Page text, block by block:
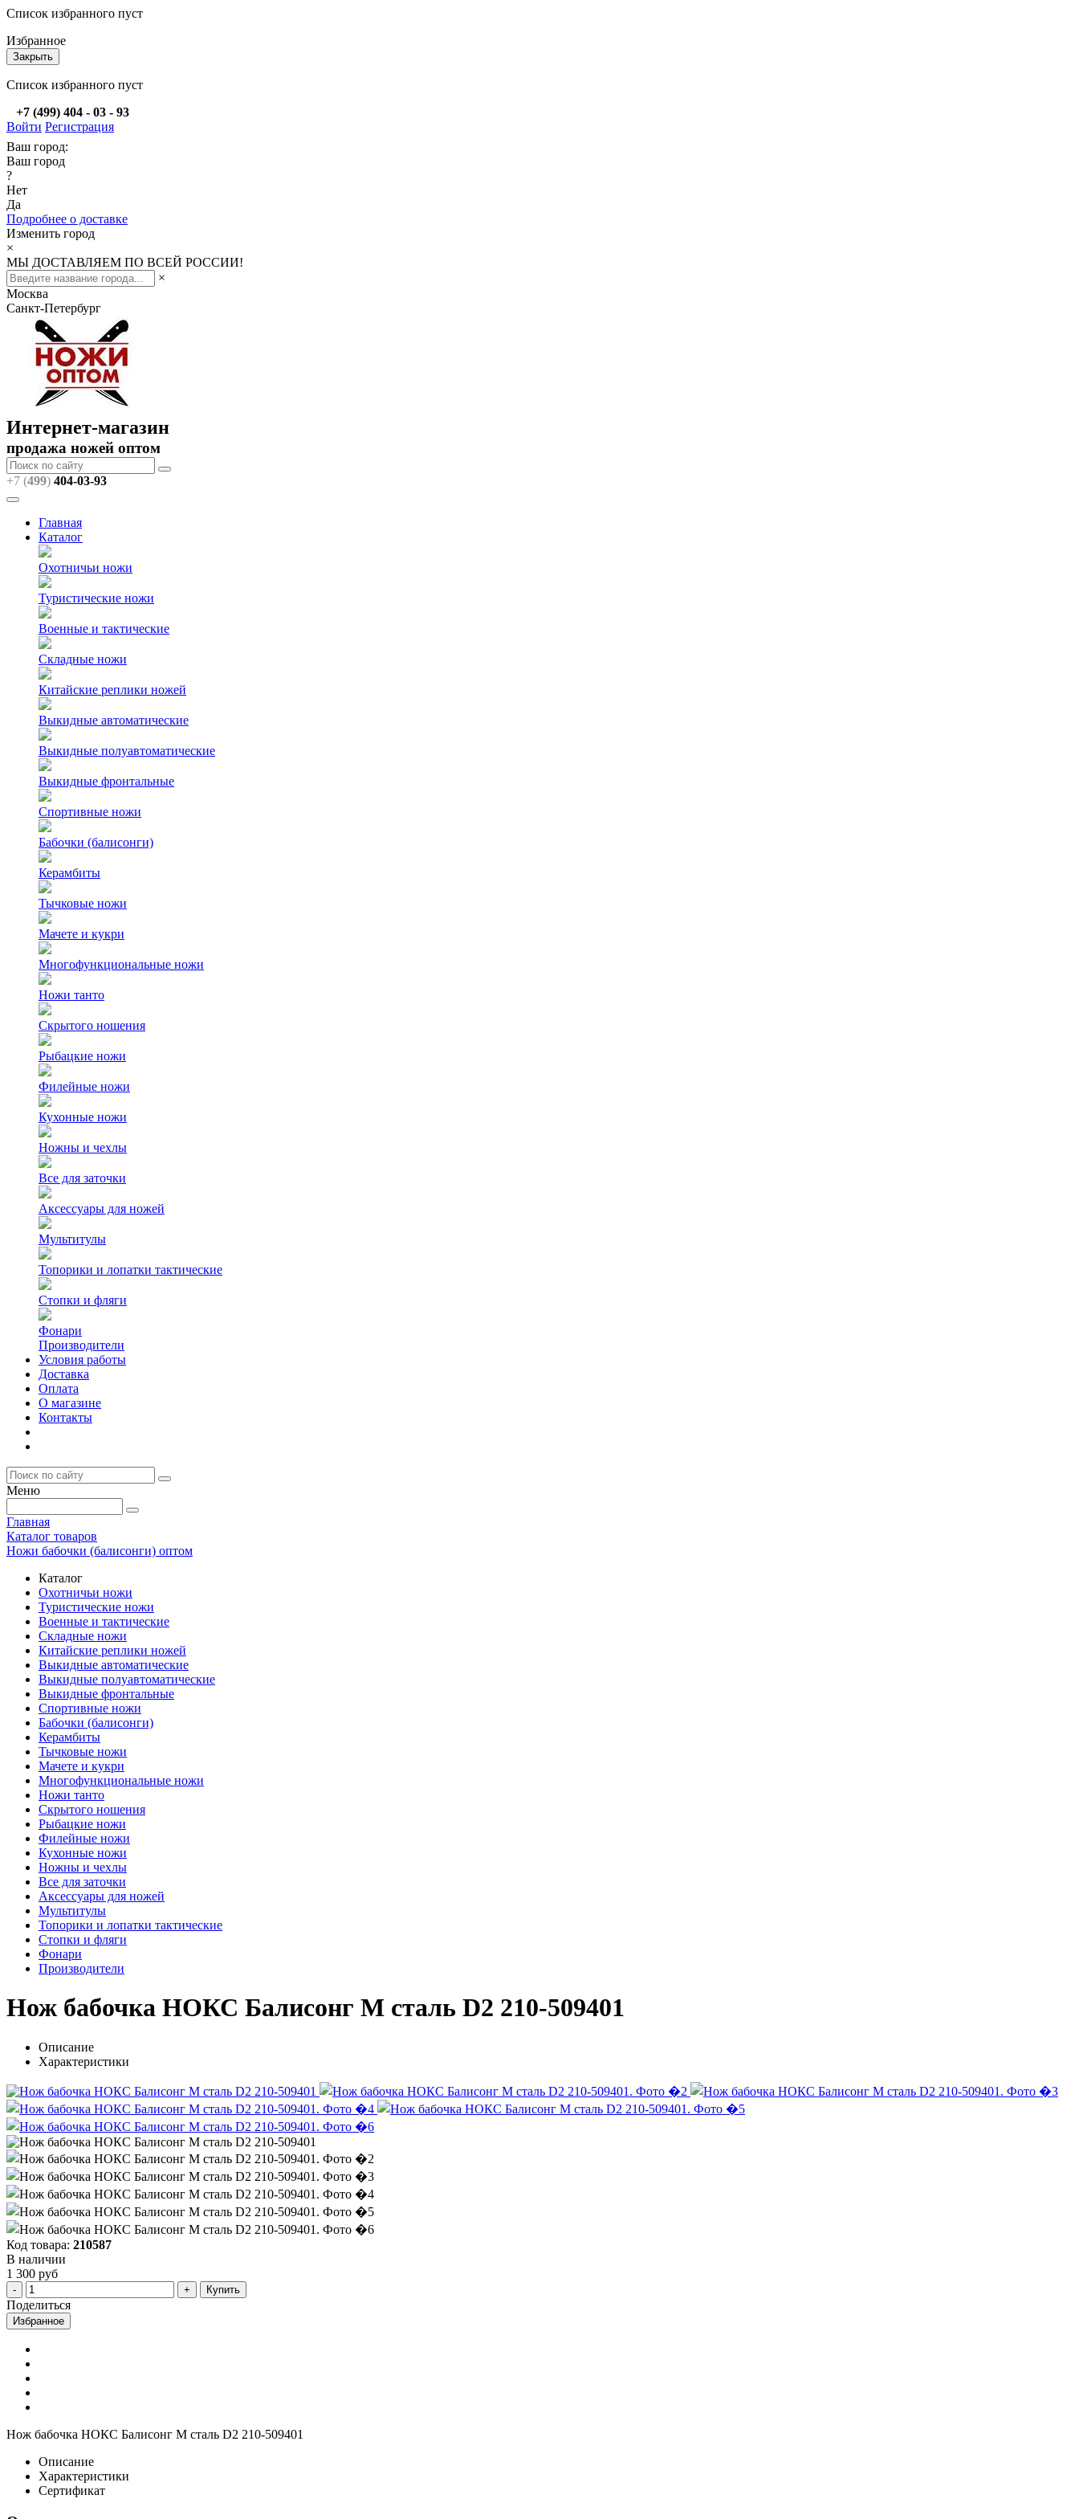
Список избранного пуст
Избранное
Закрыть
Список избранного пуст
+7 (499) 404 - 03 - 93
Войти Регистрация
Ваш город:
Ваш город
?
Нет
Да
Подробнее о доставке
Изменить город
×
МЫ ДОСТАВЛЯЕМ ПО ВСЕЙ РОССИИ!
×
Москва
Санкт-Петербург
Интернет-магазин
продажа ножей оптом
+7 (499) 404-03-93
Главная
Каталог
Охотничьи ножи
Туристические ножи
Военные и тактические
Складные ножи
Китайские реплики ножей
Выкидные автоматические
Выкидные полуавтоматические
Выкидные фронтальные
Спортивные ножи
Бабочки (балисонги)
Керамбиты
Тычковые ножи
Мачете и кукри
Многофункциональные ножи
Ножи танто
Скрытого ношения
Рыбацкие ножи
Филейные ножи
Кухонные ножи
Ножны и чехлы
Все для заточки
Аксессуары для ножей
Мультитулы
Топорики и лопатки тактические
Стопки и фляги
Фонари
Производители
Условия работы
Доставка
Оплата
О магазине
Контакты
Меню
Главная
Каталог товаров
Ножи бабочки (балисонги) оптом
Каталог
Охотничьи ножи
Туристические ножи
Военные и тактические
Складные ножи
Китайские реплики ножей
Выкидные автоматические
Выкидные полуавтоматические
Выкидные фронтальные
Спортивные ножи
Бабочки (балисонги)
Керамбиты
Тычковые ножи
Мачете и кукри
Многофункциональные ножи
Ножи танто
Скрытого ношения
Рыбацкие ножи
Филейные ножи
Кухонные ножи
Ножны и чехлы
Все для заточки
Аксессуары для ножей
Мультитулы
Топорики и лопатки тактические
Стопки и фляги
Фонари
Производители
Нож бабочка НОКС Балисонг М сталь D2 210-509401
Описание
Характеристики
Код товара: 210587
В наличии
1 300 руб
Купить
Поделиться
Избранное
Нож бабочка НОКС Балисонг М сталь D2 210-509401
Описание
Характеристики
Сертификат